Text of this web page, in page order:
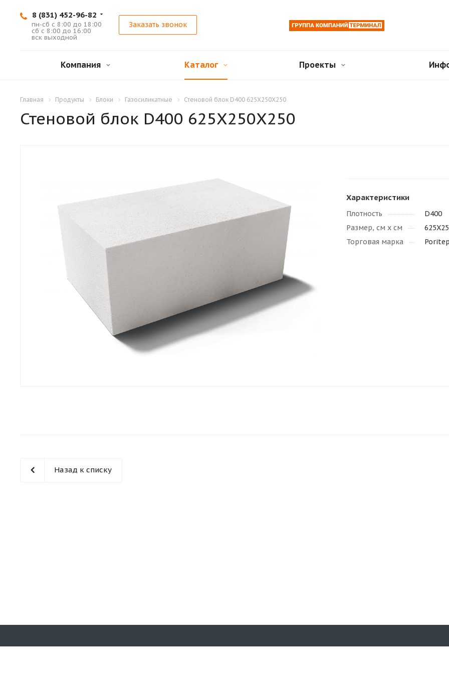
8 (831) 452-96-82
пн-сб с 8:00 до 18:00
сб с 8:00 до 16:00
вск выходной
Заказать звонок
Компания Каталог Проекты
Главная Продукты Блоки Газосиликатные Стеновой блок D400 625X250Х250
Стеновой блок D400 625X250Х250
Характеристики
Плотность
D400
Размер, см х см
Торговая марка
Poritep
Назад к списку